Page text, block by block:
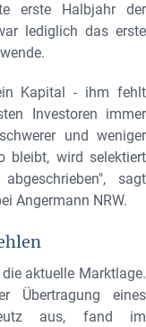
erste Halbjahr der
lediglich das erste
Kapital - ihm fehlt
Investoren immer
und weniger
bleibt, wird selektiert
sagt
Angermann NRW.
aktuelle Marktlage.
Übertragung eines
aus, fand im